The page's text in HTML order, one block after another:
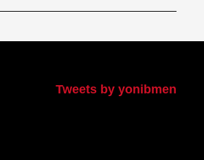
Tweets by yonibmen